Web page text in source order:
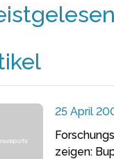
25 April
zeigen: